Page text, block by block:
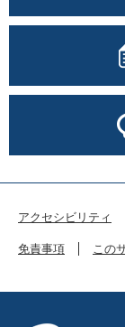
アクセシビリティ
免責事項 この